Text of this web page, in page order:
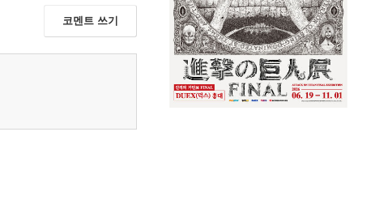
코멘트 쓰기